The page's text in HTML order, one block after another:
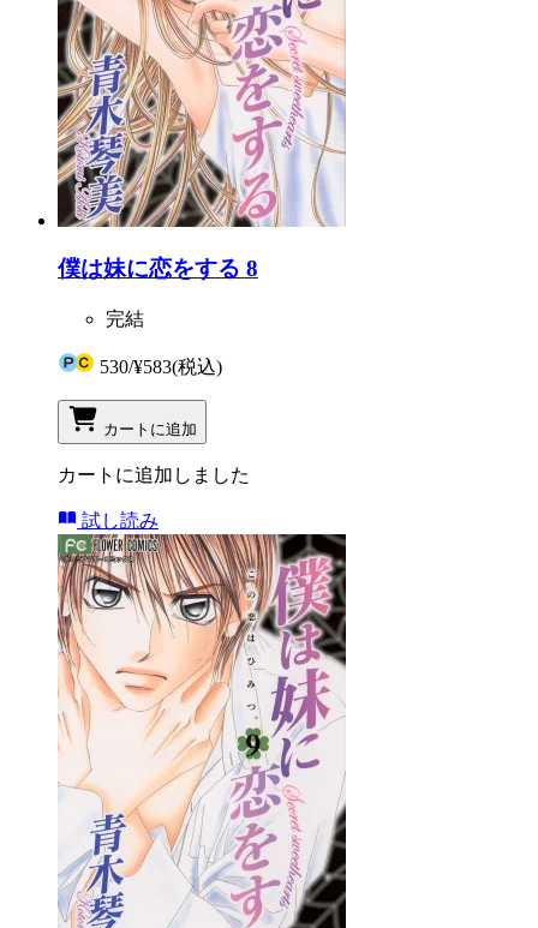
僕は妹に恋をする 8
完結
530/¥583(税込)
カートに追加
カートに追加しました
試し読み